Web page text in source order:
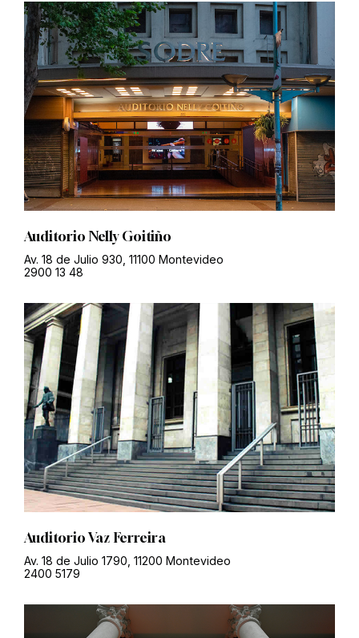
Auditorio Nelly Goitiño
Av. 18 de Julio 930, 11100 Montevideo
2900 13 48
Auditorio Vaz Ferreira
Av. 18 de Julio 1790, 11200 Montevideo
2400 5179